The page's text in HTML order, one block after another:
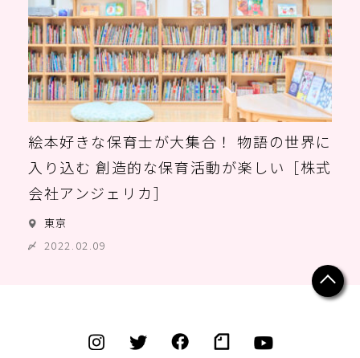
絵本好きな保育士が大集合！ 物語の世界に
入り込む 創造的な保育活動が楽しい［株式
会社アンジェリカ］
東京
2022.02.09